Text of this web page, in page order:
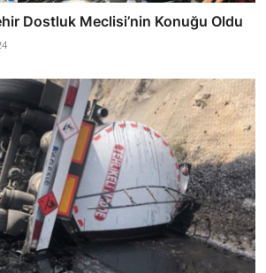
Dostluk Meclisi’nin Konuğu Oldu